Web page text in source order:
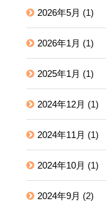
2026年5月 (1)
2026年1月 (1)
2025年1月 (1)
2024年12月 (1)
2024年11月 (1)
2024年10月 (1)
2024年9月 (2)